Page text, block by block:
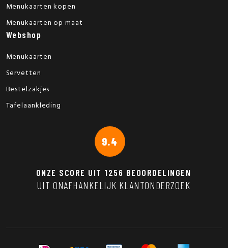
Menukaarten kopen
Menukaarten op maat
Webshop
Menukaarten
Servetten
Bestelzakjes
Tafelaankleding
9.4
ONZE SCORE UIT 1256 BEOORDELINGEN
UIT ONAFHANKELIJK KLANTONDERZOEK